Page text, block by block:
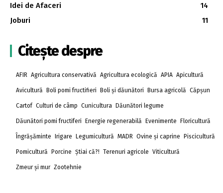
Idei de Afaceri
14
Joburi
11
Citește despre
AFIR Agricultura conservativă Agricultura ecologică APIA Apicultură
Avicultură Boli pomi fructifieri Boli și dăunători Bursa agricolă Căpșun
Cartof Culturi de câmp Cunicultura Dăunători legume
Dăunători pomi fructiferi Energie regenerabilă Evenimente Floricultură
Îngrășăminte Irigare Legumicultură MADR Ovine și caprine Piscicultură
Pomicultură Porcine Știai că?! Terenuri agricole Viticultură
Zmeur și mur Zootehnie